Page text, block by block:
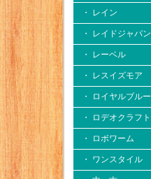
・ レイン
・ レイドジャパン
・ レーベル
・ レスイズモア
・ ロイヤルブルー
・ ロデオクラフト
・ ロボワーム
・ ワンスタイル